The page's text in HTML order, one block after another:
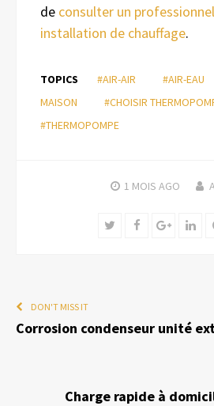
de consulter un
installation de chauffage.
TOPICS #AIR-AIR #AIR-EAU
MAISON
#CHOISIR
#THERMOPOMPE
1 MOIS AGO
TwitterFacebookGoogle+
DON'T MISS IT
Corrosion condenseur unité
Charge rapide à